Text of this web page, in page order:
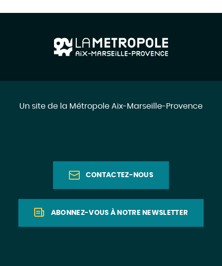
Un site de la Métropole Aix-Marseille-Provence
CONTACTEZ-NOUS
ABONNEZ-VOUS À NOTRE NEWSLETTER